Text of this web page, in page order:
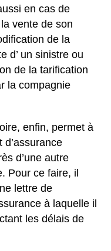
en cas de
vente de son
de la
d’ un sinistre ou
de la tarification
la compagnie
enfin, permet à
d’assurance
d’une autre
Pour ce faire, il
lettre de
à laquelle il
les délais de